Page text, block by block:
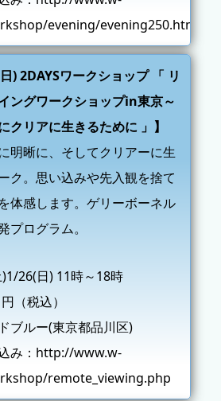
evening/evening250.html
) 2DAYSワークショップ 「 リ
ングワークショップin東京～
クリアに生きるために 」】
明晰に、そしてクリアーに生
ク。思い込みや先入観を捨て
体感します。ゲリーボーネル
プログラム。
26(日) 11時～18時
（税込）
ブルー(東京都品川区)
み： http://www.w-
remote_viewing.php